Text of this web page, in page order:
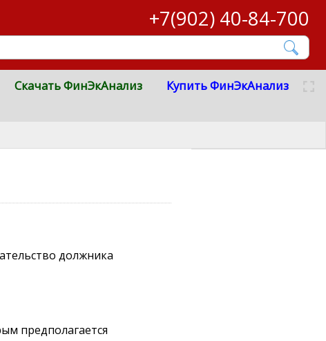
+7(902) 40-84-700
Скачать ФинЭкАнализ Купить ФинЭкАнализ
должника
предполагается